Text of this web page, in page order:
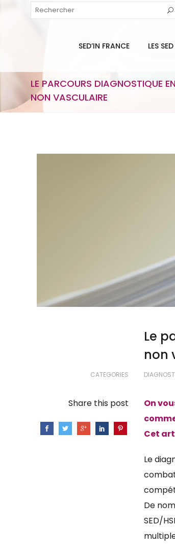
SED’IN FRANCE LES
LE PARCOURS DIAGNOSTIQUE
NON VASCULAIRE
Le
non
CATEGORIES
Share this post
On
Cet
Le
De
SED/